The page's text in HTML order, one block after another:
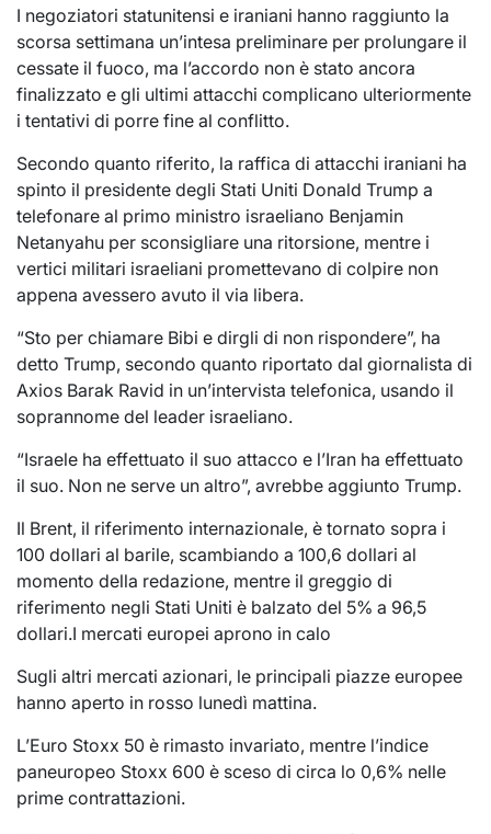
I negoziatori statunitensi e iraniani hanno raggiunto la
scorsa settimana un’intesa preliminare per prolungare il
cessate il fuoco, ma l’accordo non è stato ancora
finalizzato e gli ultimi attacchi complicano ulteriormente
i tentativi di porre fine al conflitto.
Secondo quanto riferito, la raffica di attacchi iraniani ha
spinto il presidente degli Stati Uniti Donald Trump a
telefonare al primo ministro israeliano Benjamin
Netanyahu per sconsigliare una ritorsione, mentre i
vertici militari israeliani promettevano di colpire non
appena avessero avuto il via libera.
“Sto per chiamare Bibi e dirgli di non rispondere”, ha
detto Trump, secondo quanto riportato dal giornalista di
Axios Barak Ravid in un’intervista telefonica, usando il
soprannome del leader israeliano.
“Israele ha effettuato il suo attacco e l’Iran ha effettuato
il suo. Non ne serve un altro”, avrebbe aggiunto Trump.
Il Brent, il riferimento internazionale, è tornato sopra i
100 dollari al barile, scambiando a 100,6 dollari al
momento della redazione, mentre il greggio di
riferimento negli Stati Uniti è balzato del 5% a 96,5
dollari.I mercati europei aprono in calo
Sugli altri mercati azionari, le principali piazze europee
hanno aperto in rosso lunedì mattina.
L’Euro Stoxx 50 è rimasto invariato, mentre l’indice
paneuropeo Stoxx 600 è sceso di circa lo 0,6% nelle
prime contrattazioni.